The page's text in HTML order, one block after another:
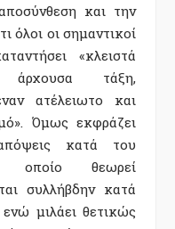
και την
όλοι οι σημαντικοί
«κλειστά
τάξη,
ατέλειωτο και
Όμως εκφράζει
κατά του
οποίο θεωρεί
συλλήβδην κατά
μιλάει θετικώς